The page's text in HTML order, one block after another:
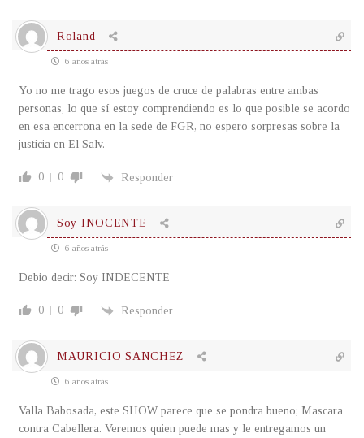
Roland
6 años atrás
Yo no me trago esos juegos de cruce de palabras entre ambas
personas, lo que sí estoy comprendiendo es lo que posible se acordo
en esa encerrona en la sede de FGR, no espero sorpresas sobre la
justicia en El Salv.
0 0 Responder
Soy INOCENTE
6 años atrás
Debio decir: Soy INDECENTE
0 0 Responder
MAURICIO SANCHEZ
6 años atrás
Valla Babosada, este SHOW parece que se pondra bueno; Mascara
contra Cabellera. Veremos quien puede mas y le entregamos un